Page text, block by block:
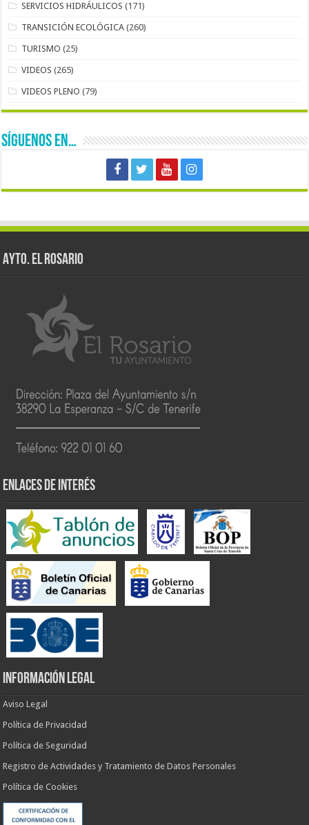
SERVICIOS HIDRÁULICOS (171)
TRANSICIÓN ECOLÓGICA (260)
TURISMO (25)
VIDEOS (265)
VIDEOS PLENO (79)
SÍGUENOS EN…
AYTO. EL ROSARIO
ENLACES DE INTERÉS
INFORMACIÓN LEGAL
Aviso Legal
Política de Privacidad
Política de Seguridad
Registro de Actividades y Tratamiento de Datos Personales
Política de Cookies